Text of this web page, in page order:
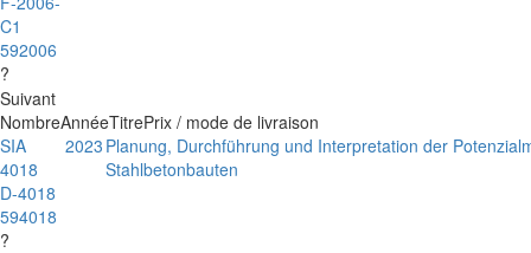
C1
592006
?
Suivant
NombreAnnéeTitrePrix / mode de livraison
SIA
4018
D-4018
594018
?
2023 Planung, Durchführung und Interpretation der
Stahlbetonbauten